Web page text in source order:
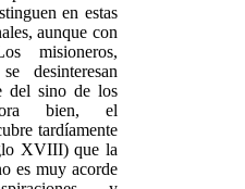
en estas
aunque con
misioneros,
desinteresan
del sino de los
bien, el
tardíamente
XVIII) que la
es muy acorde